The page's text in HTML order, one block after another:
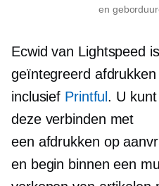
en
Ecwid van Lightspeed
geïntegreerd
inclusief Printful . U
deze verbinden met
een afdrukken op
en begin binnen een